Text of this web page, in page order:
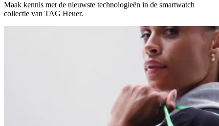
Maak kennis met de nieuwste technologieën in de smartwatch
collectie van TAG Heuer.